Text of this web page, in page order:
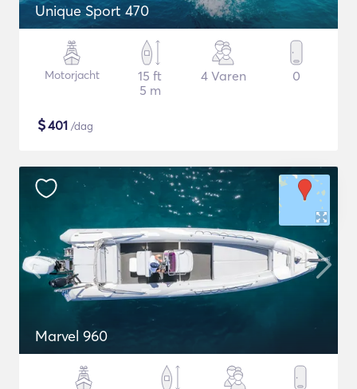
Unique Sport 470
Motorjacht
15 ft
5 m
4 Varen 0
$401 /dag
Μarvel 960